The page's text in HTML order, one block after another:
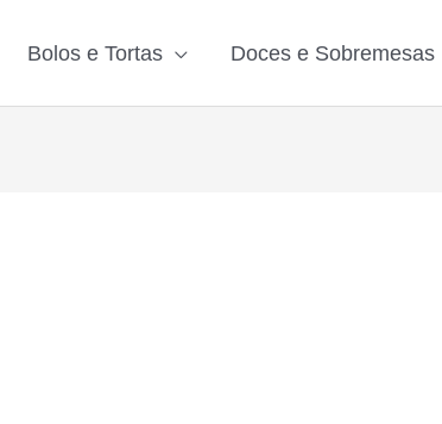
Bolos e Tortas Doces e Sobremesas